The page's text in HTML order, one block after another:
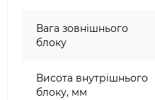
Вага зовнішнього
блоку
Висота внутрішнього
блоку, мм